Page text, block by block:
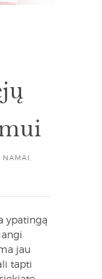
NAMAI
ypatingą
jau
tapti